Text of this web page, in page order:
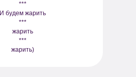
***
И будем жарить
***
жарить
***
жарить)